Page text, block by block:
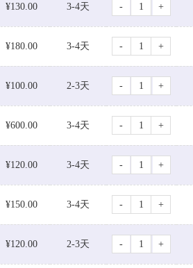
¥130.00 3-4天 - +
¥180.00 3-4天 - +
¥100.00 2-3天 - +
¥600.00 3-4天 - +
¥120.00 3-4天 - +
¥150.00 3-4天 - +
¥120.00 2-3天 - +